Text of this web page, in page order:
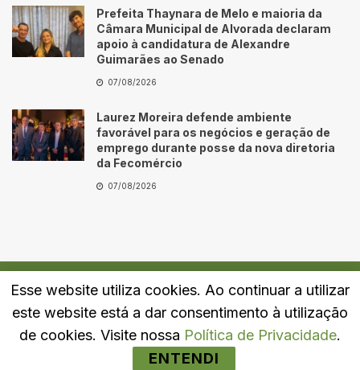
Prefeita Thaynara de Melo e maioria da
Câmara Municipal de Alvorada declaram
apoio à candidatura de Alexandre
Guimarães ao Senado
07/08/2026
Laurez Moreira defende ambiente
favorável para os negócios e geração de
emprego durante posse da nova diretoria
da Fecomércio
07/08/2026
Quem Somos Fale Conosco Política de Privacidade
Esse website utiliza cookies. Ao continuar a utilizar
este website está a dar consentimento à utilização
de cookies. Visite nossa Política de Privacidade.
ENTENDI